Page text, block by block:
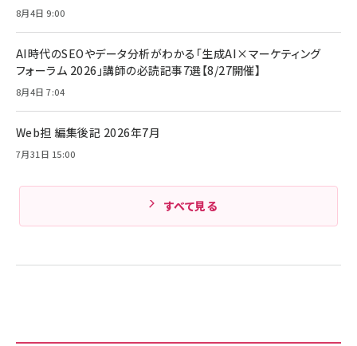
Amazonランキングをもっと見る
Anker PowerLine III Flow USB-C & USB-C
ケーブル Anker絡まないケーブル 240W 結束バン
ド付き USB PD対応 シリコン素材採用 iPhone
17 / 16 / 15 / Galaxy iPad Pro MacBook
Amazonランキングをもっと見る
キャンペーン】
￥4,857
8月4日 9:00
AI時代のSEOやデータ分析がわかる「生成AI×マーケティング
フォーラム 2026」講師の必読記事7選【8/27開催】
8月4日 7:04
Web担 編集後記 2026年7月
7月31日 15:00
すべて見る